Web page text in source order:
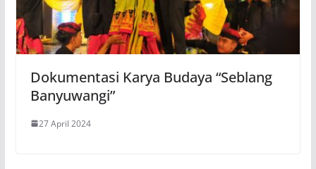
Dokumentasi Karya Budaya “Seblang
Banyuwangi”
27 April 2024